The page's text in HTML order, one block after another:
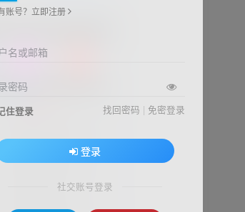
账号？立即注册
名或邮箱
密码
住登录 找回密码 | 免密登录
登录
社交账号登录